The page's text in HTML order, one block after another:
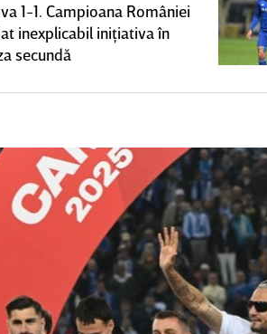
1-1. Campioana României
inexplicabil iniţiativa în
secundă